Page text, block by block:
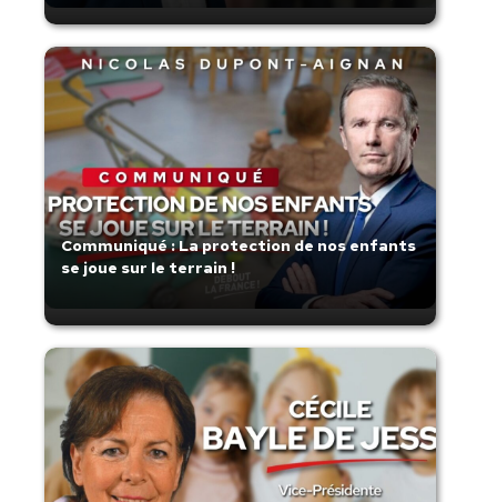
Communiqué : La protection de nos enfants
se joue sur le terrain !